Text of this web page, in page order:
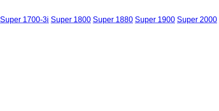
Super 1700-3i Super 1800 Super 1880 Super 1900 Super 2000